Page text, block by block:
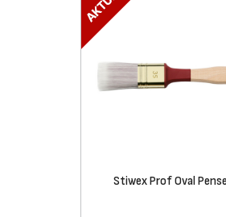
Stiwex Prof Oval